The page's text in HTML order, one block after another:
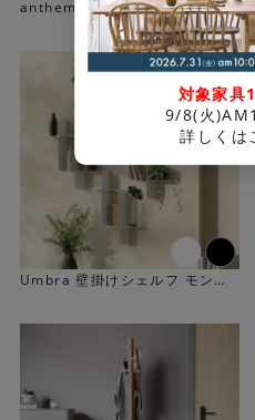
anthem ミラーハンガー
Umbra 壁掛けシェルフ モンタ
ット〕
対象家具
9/8(火
詳しくは